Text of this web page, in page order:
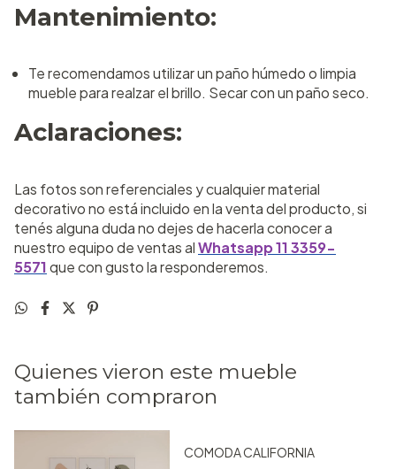
Mantenimiento:
Te recomendamos utilizar un paño húmedo o limpia
mueble para realzar el brillo. Secar con un paño seco.
Aclaraciones:
Las fotos son referenciales y cualquier material
decorativo no está incluido en la venta del producto, si
tenés alguna duda no dejes de hacerla conocer a
nuestro equipo de ventas alWhatsapp 11 3359-
5571que con gusto la responderemos.
Quienes vieron este mueble
también compraron
COMODA CALIFORNIA